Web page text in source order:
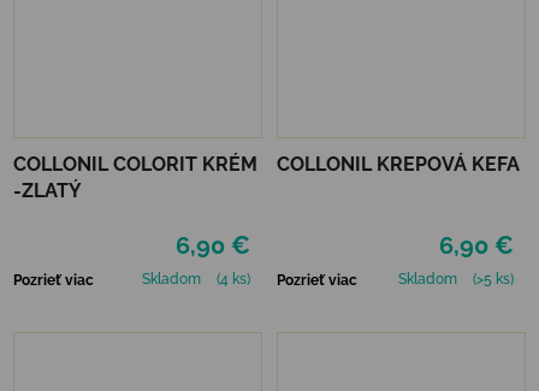
COLLONIL COLORIT KRÉM
-ZLATÝ
6,90 €
Pozrieť viac Skladom (4 ks)
COLLONIL KREPOVÁ KEFA
6,90 €
Pozrieť viac Skladom (>5 ks)